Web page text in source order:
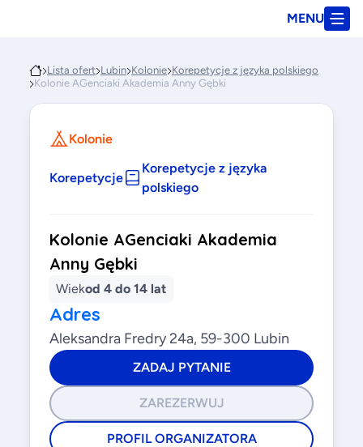
MENU
Lista ofert Lubin Kolonie Korepetycje z języka polskiego
Kolonie AGenciaki Akademia Anny Gębki
Kolonie
Korepetycje
Korepetycje z języka
polskiego
Kolonie AGenciaki Akademia
Anny Gębki
Wiekod 4 do 14 lat
Adres
Aleksandra Fredry 24a, 59-300 Lubin
ZADAJ PYTANIE
ZAREZERWUJ
PROFIL ORGANIZATORA